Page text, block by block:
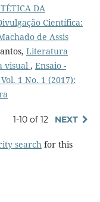
DA
Científica:
de Assis
Literatura
visual , Ensaio -
1 No. 1 (2017):
1-10 of 12 NEXT
searchfor this